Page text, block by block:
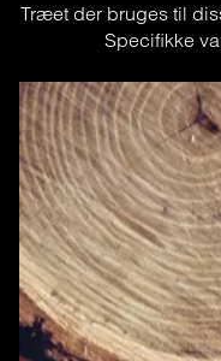
Træet der bruges til
Specifikke